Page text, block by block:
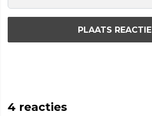
PLAATS REACTIE
4 reacties